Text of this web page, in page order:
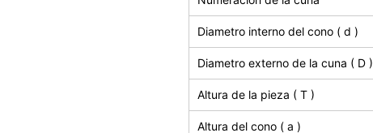
Diametro interno del cono ( d )
Diametro externo de la cuna ( D )
Altura de la pieza ( T )
Altura del cono ( a )